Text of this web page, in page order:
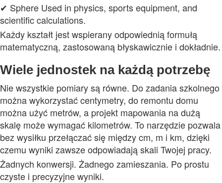
✔ Sphere Used in physics, sports equipment, and
scientific calculations.
Każdy kształt jest wspierany odpowiednią formułą
matematyczną, zastosowaną błyskawicznie i dokładnie.
Wiele jednostek na każdą potrzebę
Nie wszystkie pomiary są równe. Do zadania szkolnego
można wykorzystać centymetry, do remontu domu
można użyć metrów, a projekt mapowania na dużą
skalę może wymagać kilometrów. To narzędzie pozwala
bez wysiłku przełączać się między cm, m i km, dzięki
czemu wyniki zawsze odpowiadają skali Twojej pracy.
Żadnych konwersji. Żadnego zamieszania. Po prostu
czyste i precyzyjne wyniki.